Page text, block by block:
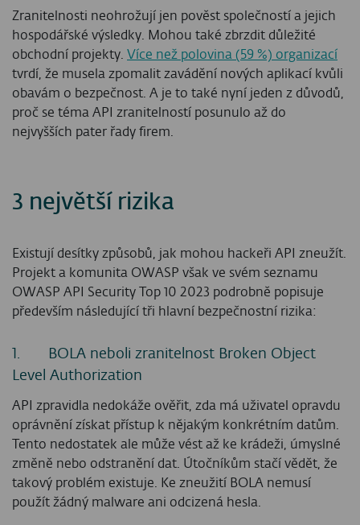
Zranitelnosti neohrožují jen pověst společností a jejich
hospodářské výsledky. Mohou také zbrzdit důležité
obchodní projekty. Více než polovina (59 %) organizací
tvrdí, že musela zpomalit zavádění nových aplikací kvůli
obavám o bezpečnost. A je to také nyní jeden z důvodů,
proč se téma API zranitelností posunulo až do
nejvyšších pater řady firem.
3 největší rizika
Existují desítky způsobů, jak mohou hackeři API zneužít.
Projekt a komunita OWASP však ve svém seznamu
OWASP API Security Top 10 2023 podrobně popisuje
především následující tři hlavní bezpečnostní rizika:
1. BOLA neboli zranitelnost Broken Object
Level Authorization
API zpravidla nedokáže ověřit, zda má uživatel opravdu
oprávnění získat přístup k nějakým konkrétním datům.
Tento nedostatek ale může vést až ke krádeži, úmyslné
změně nebo odstranění dat. Útočníkům stačí vědět, že
takový problém existuje. Ke zneužití BOLA nemusí
použít žádný malware ani odcizená hesla.